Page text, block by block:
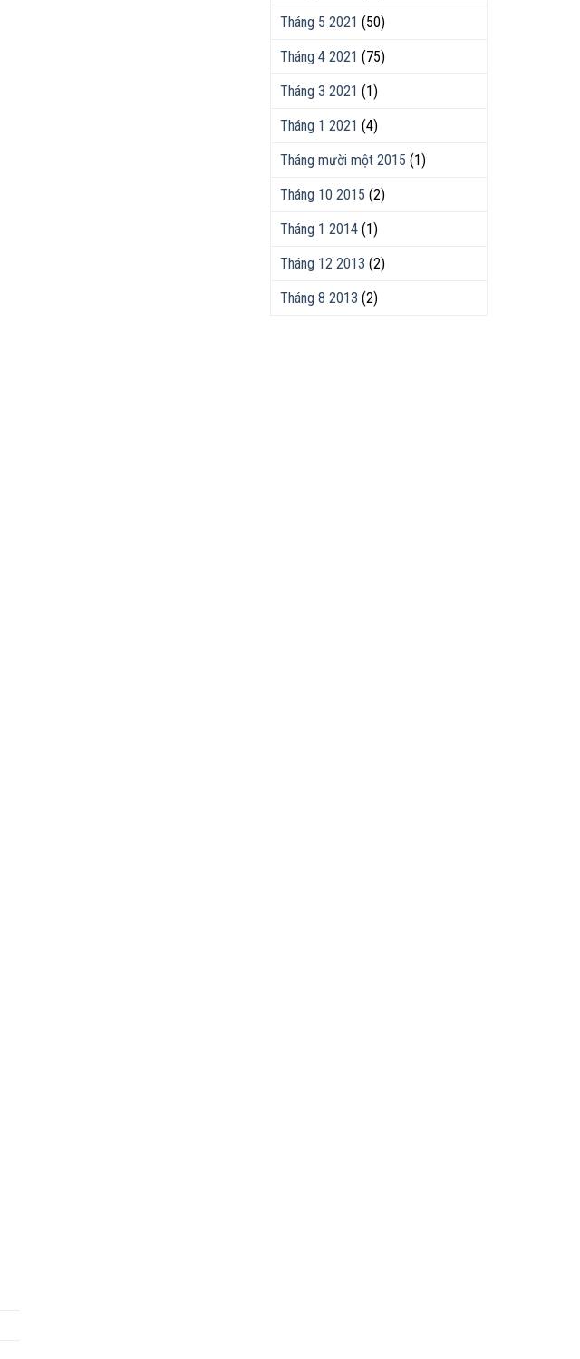
Tháng 5 2021 (50)
Tháng 4 2021 (75)
Tháng 3 2021 (1)
Tháng 1 2021 (4)
Tháng mười một 2015 (1)
Tháng 10 2015 (2)
Tháng 1 2014 (1)
Tháng 12 2013 (2)
Tháng 8 2013 (2)